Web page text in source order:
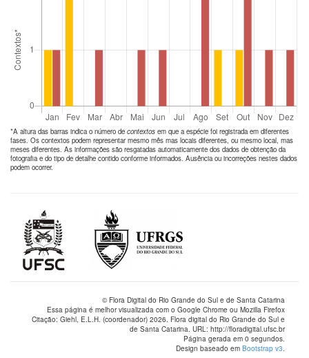
*A altura das barras indica o número de contextos em que a espécie foi registrada em diferentes
fases. Os contextos podem representar mesmo mês mas locais diferentes, ou mesmo local, mas
meses diferentes. As informações são resgatadas automaticamente dos dados de obtenção da
fotografia e do tipo de detalhe contido conforme informados. Ausência ou incorreções nestes dados
podem ocorrer.
© Flora Digital do Rio Grande do Sul e de Santa Catarina
Essa página é melhor visualizada com o Google Chrome ou Mozilla Firefox
Citação: Giehl, E.L.H. (coordenador) 2026. Flora digital do Rio Grande do Sul e
de Santa Catarina. URL: http://floradigital.ufsc.br
Página gerada em 0 segundos.
Design baseado em Bootstrap v3